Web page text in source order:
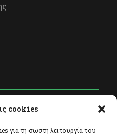
cookies
για τη σωστή λειτουργία του